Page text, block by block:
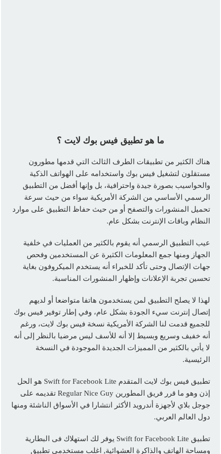
ما هو تطبيق فيس بوك لايت ؟
هناك الكثير من تطبيقات الطرف الثالث التي قدمها مطورون
مستقلون لتشغيل فيس بوك واستخدامه على الهواتف الذكية
والحواسيب بصورة جيدة واحترافية، بل وإنها أفضل من التطبيق
الرسمي الأساسي من الشركة الأمريكية سواء من حيث سرعة
تحميل المنشورات والتصفح أو من حيث حفاظ التطبيق على موارد
النظام وباقات الإنترنت بشكل عام.
عيب التطبيق الرسمي أنه يقوم بالكثير من العمليات في خلفية
الجهاز ومنها جمع المعلومات الكثيرة عن المستخدمين وفحص
جهات الإتصال وحتى تأكد للخبراء أنه يستخدم الميكروفون بغاية
تحسين تجربة الإعلانات وإظهار المنشورات المناسبة.
لهذا لا يصلح التطبيق لمن يستخدمون هاتفا متواضعا أو لديهم
إتصال إنترنت سيء الجودة بشكل عام، وفي إطار توفير فيس بوك
للجميع قدمت لنا الشركة الأمريكية نسخة فيس بوك لايت، ورغم
أنه خفيف وسريع وبسيط إلا أنه للأسف ليس مرضيا بالنظر إلى أنه
لا يأتي بالكثير من المميزات الجديدة الموجودة في النسخة
الرئيسية.
تطبيق فيس بوك لايت المتقدم Swift for Facebook Lite هو الحل
إذن وهو ما قرر فريق المطورين Regular Nice Guy تقديمه على
جوجل بلاي لأجهزة أندرويد الأكثر انتشارا في الأسواق الناشئة ومنها
دول العالم العربي.
تطبيق Swift for Facebook Lite يوفر لك استهلاك فى البطارية
ومساحة الهاتف والذاكرة العشوائية, اغلب مستخدمى تطبيق